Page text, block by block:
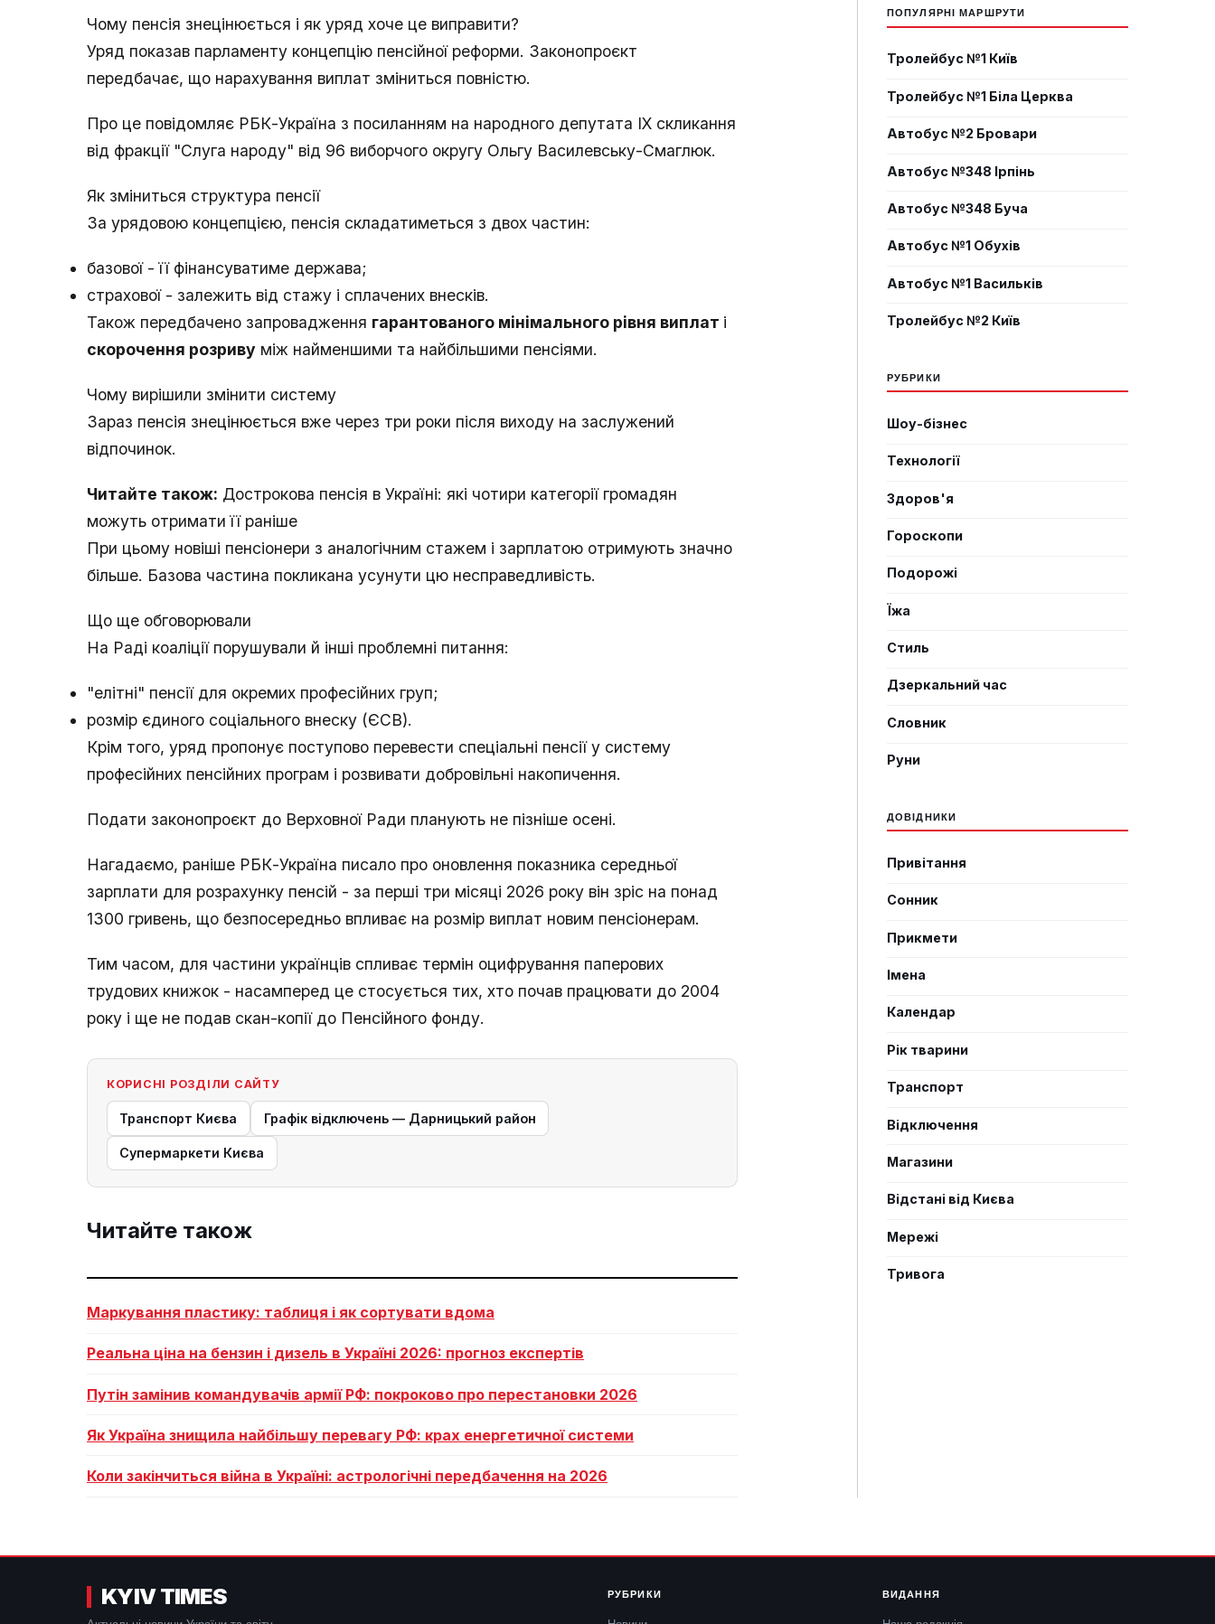
Чому пенсія знецінюється і як уряд хоче це виправити?
Уряд показав парламенту концепцію пенсійної реформи. Законопроєкт
передбачає, що нарахування виплат зміниться повністю.
Про це повідомляє РБК-Україна з посиланням на народного депутата IX скликання
від фракції "Слуга народу" від 96 виборчого округу Ольгу Василевську-Смаглюк.
Як зміниться структура пенсії
За урядовою концепцією, пенсія складатиметься з двох частин:
базової - її фінансуватиме держава;
страхової - залежить від стажу і сплачених внесків.
Також передбачено запровадження гарантованого мінімального рівня виплат і
скорочення розриву між найменшими та найбільшими пенсіями.
Чому вирішили змінити систему
Зараз пенсія знецінюється вже через три роки після виходу на заслужений
відпочинок.
Читайте також: Дострокова пенсія в Україні: які чотири категорії громадян
можуть отримати її раніше
При цьому новіші пенсіонери з аналогічним стажем і зарплатою отримують значно
більше. Базова частина покликана усунути цю несправедливість.
Що ще обговорювали
На Раді коаліції порушували й інші проблемні питання:
"елітні" пенсії для окремих професійних груп;
розмір єдиного соціального внеску (ЄСВ).
Крім того, уряд пропонує поступово перевести спеціальні пенсії у систему
професійних пенсійних програм і розвивати добровільні накопичення.
Подати законопроєкт до Верховної Ради планують не пізніше осені.
Нагадаємо, раніше РБК-Україна писало про оновлення показника середньої
зарплати для розрахунку пенсій - за перші три місяці 2026 року він зріс на понад
1300 гривень, що безпосередньо впливає на розмір виплат новим пенсіонерам.
Тим часом, для частини українців спливає термін оцифрування паперових
трудових книжок - насамперед це стосується тих, хто почав працювати до 2004
року і ще не подав скан-копії до Пенсійного фонду.
КОРИСНІ РОЗДІЛИ САЙТУ
Транспорт Києва Графік відключень — Дарницький район
Супермаркети Києва
Читайте також
Маркування пластику: таблиця і як сортувати вдома
Реальна ціна на бензин і дизель в Україні 2026: прогноз експертів
Путін замінив командувачів армії РФ: покроково про перестановки 2026
Як Україна знищила найбільшу перевагу РФ: крах енергетичної системи
Коли закінчиться війна в Україні: астрологічні передбачення на 2026
ПОПУЛЯРНІ МАРШРУТИ
Тролейбус №1 Київ
Тролейбус №1 Біла Церква
Автобус №2 Бровари
Автобус №348 Ірпінь
Автобус №348 Буча
Автобус №1 Обухів
Автобус №1 Васильків
Тролейбус №2 Київ
РУБРИКИ
Шоу-бізнес
Технології
Здоров'я
Гороскопи
Подорожі
Їжа
Стиль
Дзеркальний час
Словник
Руни
ДОВІДНИКИ
Привітання
Сонник
Прикмети
Імена
Календар
Рік тварини
Транспорт
Відключення
Магазини
Відстані від Києва
Мережі
Тривога
KYIV TIMES РУБРИКИ ВИДАННЯ